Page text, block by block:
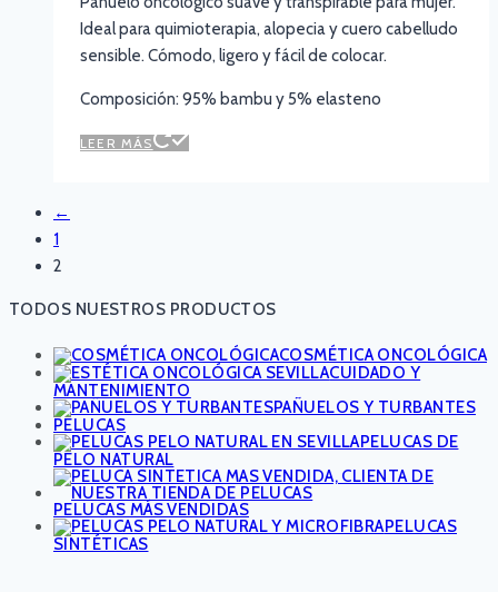
Ideal para quimioterapia, alopecia y cuero cabelludo
sensible. Cómodo, ligero y fácil de colocar.
Composición: 95% bambu y 5% elasteno
LEER MÁS
←
1
2
TODOS NUESTROS PRODUCTOS
COSMÉTICA ONCOLÓGICA
CUIDADO Y
MANTENIMIENTO
PAÑUELOS Y TURBANTES
PELUCAS
PELUCAS DE
PELO NATURAL
PELUCAS MÁS VENDIDAS
PELUCAS
SINTÉTICAS